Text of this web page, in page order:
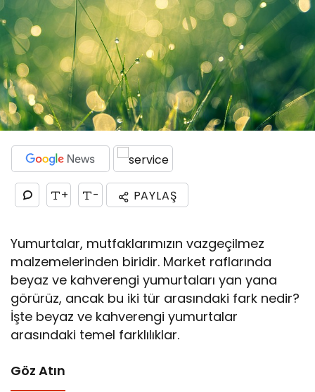
+ - PAYLAŞ
Yumurtalar, mutfaklarımızın vazgeçilmez
malzemelerinden biridir. Market raflarında
beyaz ve kahverengi yumurtaları yan yana
görürüz, ancak bu iki tür arasındaki fark nedir?
İşte beyaz ve kahverengi yumurtalar
arasındaki temel farklılıklar.
Göz Atın